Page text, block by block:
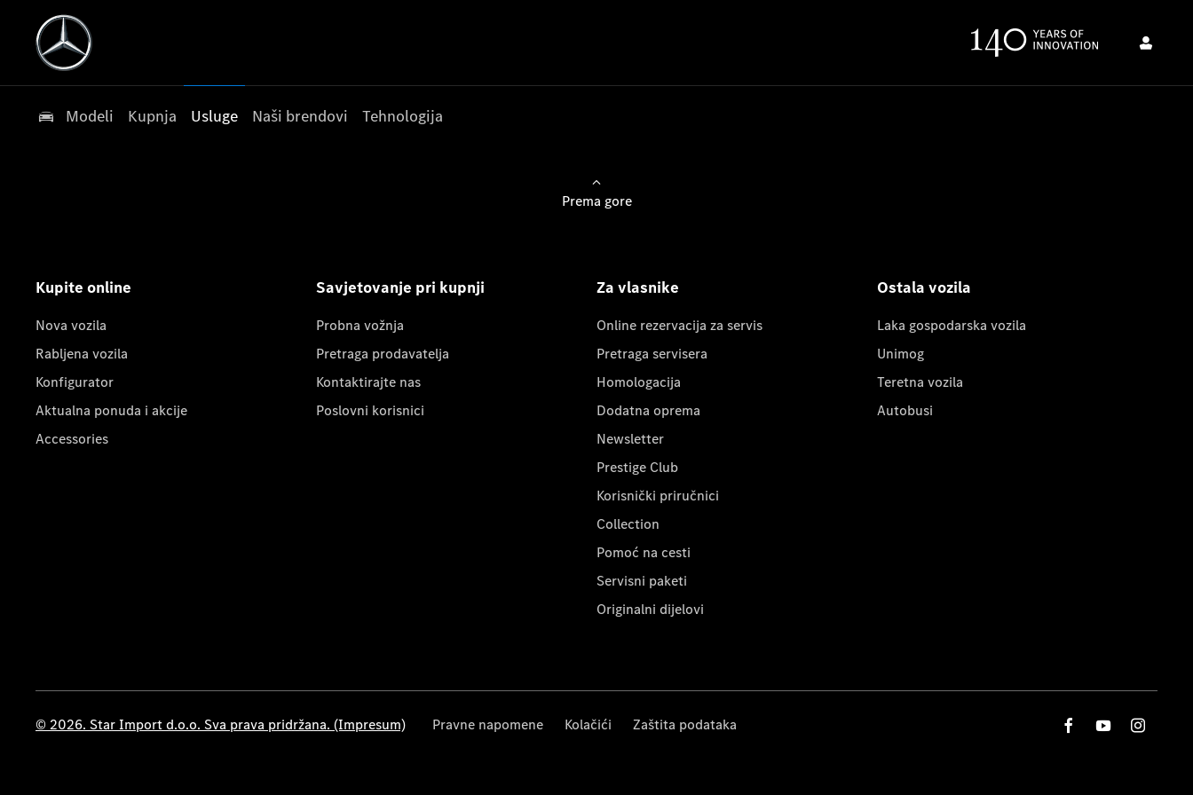
Modeli Kupnja Usluge Naši brendovi Tehnologija
Prema gore
Kupite online
Nova vozila
Rabljena vozila
Konfigurator
Aktualna ponuda i akcije
Accessories
Savjetovanje pri kupnji
Probna vožnja
Pretraga prodavatelja
Kontaktirajte nas
Poslovni korisnici
Za vlasnike
Online rezervacija za servis
Pretraga servisera
Homologacija
Dodatna oprema
Newsletter
Prestige Club
Korisnički priručnici
Collection
Pomoć na cesti
Servisni paketi
Originalni dijelovi
Ostala vozila
Laka gospodarska vozila
Unimog
Teretna vozila
Autobusi
© 2026. Star Import d.o.o. Sva prava pridržana. (Impresum) Pravne napomene Kolačići Zaštita podataka